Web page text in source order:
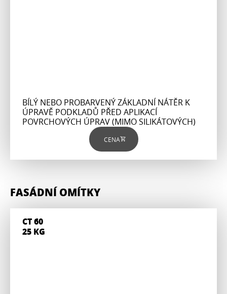
BÍLÝ NEBO PROBARVENÝ ZÁKLADNÍ NÁTĚR K
ÚPRAVĚ PODKLADŮ PŘED APLIKACÍ
POVRCHOVÝCH ÚPRAV (MIMO SILIKÁTOVÝCH)
CENA
FASÁDNÍ OMÍTKY
CT 60
25 KG